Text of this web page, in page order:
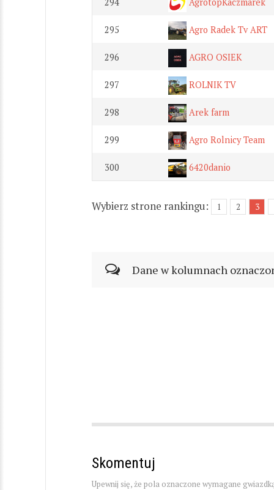
295 Agro Radek Tv ART
296 AGRO OSIEK
297 ROLNIK TV
298 Arek farm
299 Agro Rolnicy Team
300 6420danio
Wybierz strone rankingu: 1 2 3
Dane w kolumnach
Skomentuj
Upewnij się, że pola oznaczone wymagane